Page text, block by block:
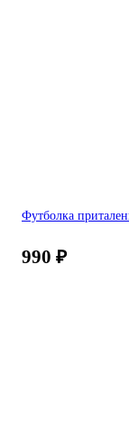
Футболка
990 ₽